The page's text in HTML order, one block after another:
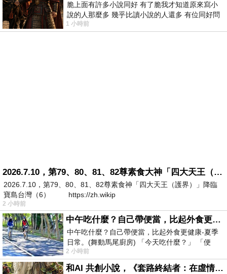
脆上面有許多小說同好 有了脆我才知道原來寫小
說的人那麼多 幾乎比讀小說的人還多 有位同好問
了一個問題 她說為什麼高中文學獎的
1 小時前
2026.7.10，第79、80、81、82尊素食大神「四大天王（護界）」降臨寶島台灣（6）
2026.7.10，第79、80、81、82尊素食神「四大天王（護界）」降臨
寶島台灣（6） https://zh.wikip
2 小時前
中午吃什麼？自己帶便當，比起外食更健康-夏季日常。(舞動馬尾廚房)
中午吃什麼？自己帶便當，比起外食更健康-夏季
日常。(舞動馬尾廚房) 「今天吃什麼？」 「便
當？麵？還是炒飯？」 每天都在選擇
2 小時前
和AI 共創小說，《套路終結者：在虛情假意的劇本裡活出人格》